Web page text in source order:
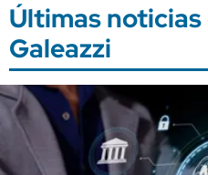
Últimas noticias
Galeazzi